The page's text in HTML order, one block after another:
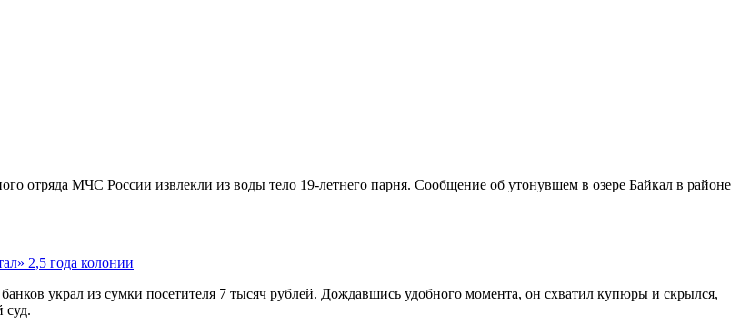
отряда МЧС России извлекли из воды тело 19-летнего парня. Сообщение об утонувшем в озере Байкал в районе
2,5 года колонии
украл из сумки посетителя 7 тысяч рублей. Дождавшись удобного момента, он схватил купюры и скрылся,
суд.